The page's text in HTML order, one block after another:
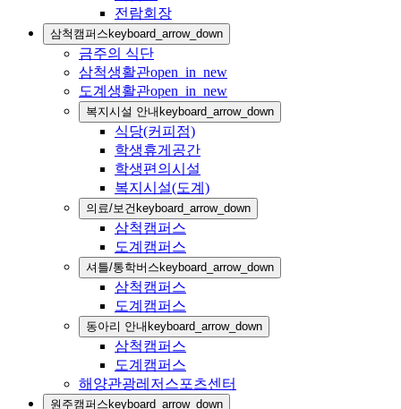
전람회장
삼척캠퍼스keyboard_arrow_down
금주의 식단
삼척생활관open_in_new
도계생활관open_in_new
복지시설 안내keyboard_arrow_down
식당(커피점)
학생휴게공간
학생편의시설
복지시설(도계)
의료/보건keyboard_arrow_down
삼척캠퍼스
도계캠퍼스
셔틀/통학버스keyboard_arrow_down
삼척캠퍼스
도계캠퍼스
동아리 안내keyboard_arrow_down
삼척캠퍼스
도계캠퍼스
해양관광레저스포츠센터
원주캠퍼스keyboard_arrow_down